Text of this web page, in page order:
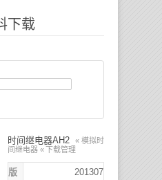
下载
时间继电器AH2
« 模拟时
间继电器 « 下载管理
版
201307